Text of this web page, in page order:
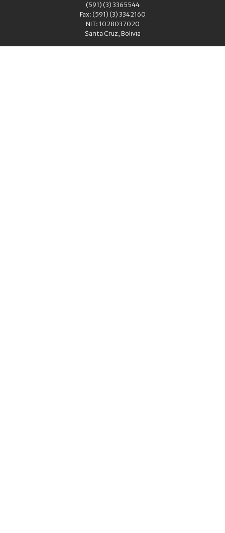
(591) (3) 3365544
Fax: (591) (3) 3342160
NIT: 1028037020
Santa Cruz, Bolivia